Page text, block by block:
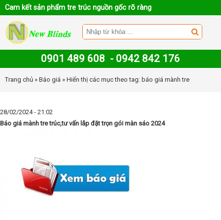
Cam kết sản phẩm tre trúc nguồn gốc rõ ràng
0901 489 608 - 0942 842 176
Trang chủ » Báo giá » Hiển thị các mục theo tag: báo giá mành tre
28/02/2024 - 21:02
Báo giá mành tre trúc,tư vấn lắp đặt trọn gói màn sáo 2024